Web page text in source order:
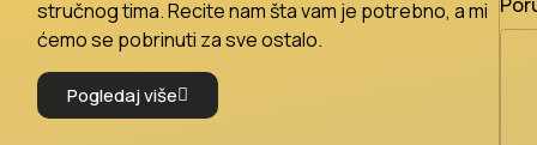
stručnog tima. Recite nam šta vam je potrebno, a mi
ćemo se pobrinuti za sve ostalo.
Pogledaj više